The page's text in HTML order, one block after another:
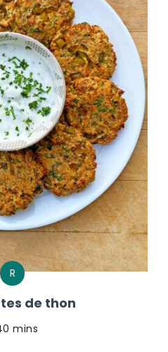
R
de thon
mins